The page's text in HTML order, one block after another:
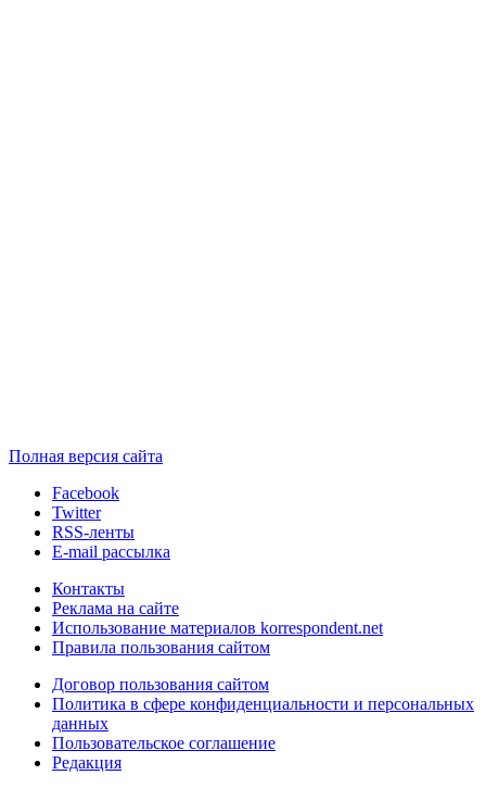
Полная версия сайта
Facebook
Twitter
RSS-ленты
E-mail рассылка
Контакты
Реклама на сайте
Использование материалов korrespondent.net
Правила пользования сайтом
Договор пользования сайтом
Политика в сфере конфиденциальности и персональных
данных
Пользовательское соглашение
Редакция